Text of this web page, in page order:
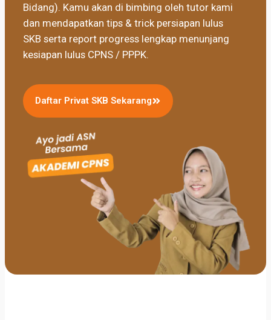
Bidang). Kamu akan di bimbing oleh tutor kami
dan mendapatkan tips & trick persiapan lulus
SKB serta report progress lengkap menunjang
kesiapan lulus CPNS / PPPK.
Daftar Privat SKB Sekarang